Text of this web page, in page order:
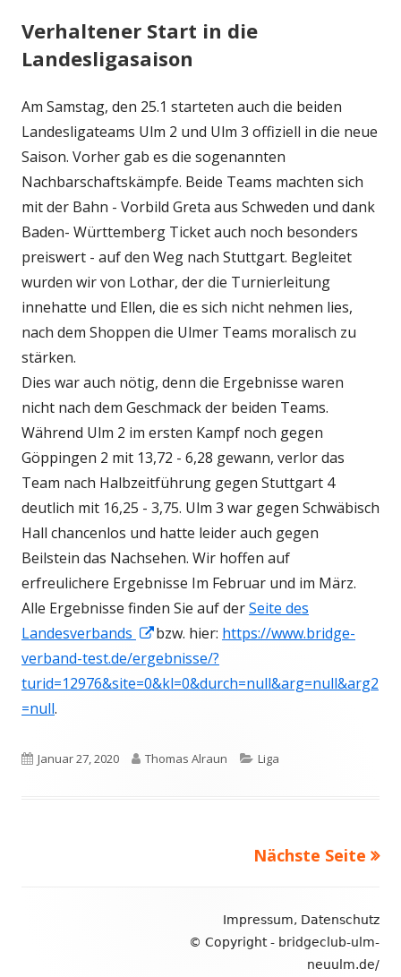
Verhaltener Start in die
Landesligasaison
Am Samstag, den 25.1 starteten auch die beiden
Landesligateams Ulm 2 und Ulm 3 offiziell in die neue
Saison. Vorher gab es die sogenannten
Nachbarschaftskämpfe. Beide Teams machten sich
mit der Bahn - Vorbild Greta aus Schweden und dank
Baden- Württemberg Ticket auch noch besonders
preiswert - auf den Weg nach Stuttgart. Begleitet
wurden wir von Lothar, der die Turnierleitung
innehatte und Ellen, die es sich nicht nehmen lies,
nach dem Shoppen die Ulmer Teams moralisch zu
stärken.
Dies war auch nötig, denn die Ergebnisse waren
nicht nach dem Geschmack der beiden Teams.
Während Ulm 2 im ersten Kampf noch gegen
Göppingen 2 mit 13,72 - 6,28 gewann, verlor das
Team nach Halbzeitführung gegen Stuttgart 4
deutlich mit 16,25 - 3,75. Ulm 3 war gegen Schwäbisch
Hall chancenlos und hatte leider auch gegen
Beilstein das Nachsehen. Wir hoffen auf
erfreulichere Ergebnisse Im Februar und im März.
Alle Ergebnisse finden Sie auf derSeite des
Landesverbands
In
neuem
Fenster
bzw. hier: https://www.bridge-
verband-test.de/ergebnisse/?
turid=12976&site=0&kl=0&durch=null&arg=null&arg2
=null.
Veröffentlicht
Januar 27, 2020 Autor
Thomas Alraun Kategorien
Liga
Nächste Seite
Impressum, Datenschutz
© Copyright - bridgeclub-ulm-
neuulm.de/